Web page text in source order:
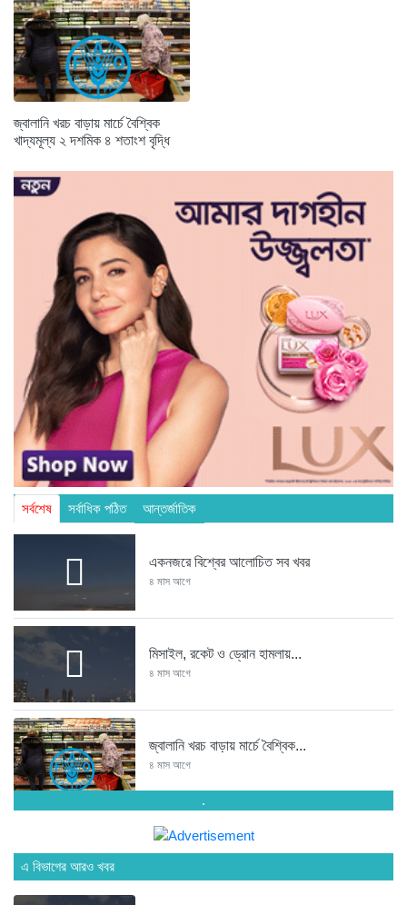
জ্বালানি খরচ বাড়ায় মার্চে বৈশ্বিক
খাদ্যমূল্য ২ দশমিক ৪ শতাংশ বৃদ্ধি
সর্বশেষ সর্বাধিক পঠিত আন্তর্জাতিক
একনজরে বিশ্বের আলোচিত সব খবর
৪ মাস আগে
মিসাইল, রকেট ও ড্রোন হামলায়...
৪ মাস আগে
জ্বালানি খরচ বাড়ায় মার্চে বৈশ্বিক...
৪ মাস আগে
১ বছর আগে
এনসিপির সমাবেশে ছোটাছুটি, ড্রোনকে মিসাইল...
.
এ বিভাগের আরও খবর